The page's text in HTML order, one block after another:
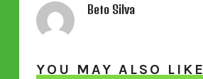
Beto Silva
YOU MAY ALSO LIKE